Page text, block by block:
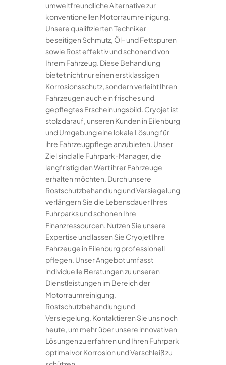
umweltfreundliche Alternative zur
konventionellen Motorraumreinigung.
Unsere qualifizierten Techniker
beseitigen Schmutz, Öl- und Fettspuren
sowie Rost effektiv und schonend von
Ihrem Fahrzeug. Diese Behandlung
bietet nicht nur einen erstklassigen
Korrosionsschutz, sondern verleiht Ihren
Fahrzeugen auch ein frisches und
gepflegtes Erscheinungsbild. Cryojet ist
stolz darauf, unseren Kunden in Eilenburg
und Umgebung eine lokale Lösung für
ihre Fahrzeugpflege anzubieten. Unser
Ziel sind alle Fuhrpark-Manager, die
langfristig den Wert ihrer Fahrzeuge
erhalten möchten. Durch unsere
Rostschutzbehandlung und Versiegelung
verlängern Sie die Lebensdauer Ihres
Fuhrparks und schonen Ihre
Finanzressourcen. Nutzen Sie unsere
Expertise und lassen Sie Cryojet Ihre
Fahrzeuge in Eilenburg professionell
pflegen. Unser Angebot umfasst
individuelle Beratungen zu unseren
Dienstleistungen im Bereich der
Motorraumreinigung,
Rostschutzbehandlung und
Versiegelung. Kontaktieren Sie uns noch
heute, um mehr über unsere innovativen
Lösungen zu erfahren und Ihren Fuhrpark
optimal vor Korrosion und Verschleiß zu